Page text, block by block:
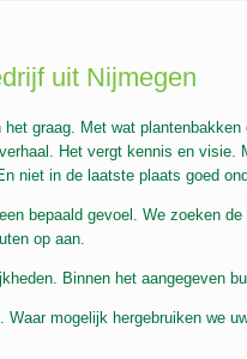
uit Nijmegen
graag. Met wat
Het vergt kennis en
niet in de laatste plaats goed
bepaald gevoel. We zoeken
op aan.
Binnen het aangegeven
mogelijk hergebruiken we